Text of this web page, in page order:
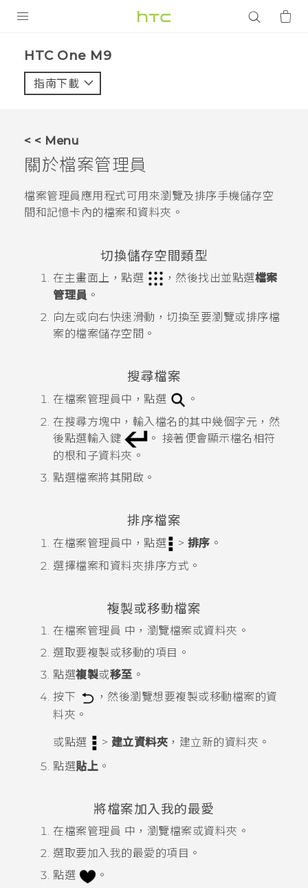
VIVE
應用程式
HTC One M9‎
指南下載
< < Menu
關於檔案管理員
檔案管理員應用程式可用來瀏覽及排序手機儲存空
間和記憶卡內的檔案和資料夾。
切換儲存空間類型
在主畫面上，點選 ，然後找出並點選檔案
管理員 。
向左或向右快速滑動，切換至要瀏覽或排序檔
案的檔案儲存空間。
搜尋檔案
在檔案管理員中，點選
。
在搜尋方塊中，輸入檔名的其中幾個字元，然
後點選輸入鍵
。 接著便會顯示檔名相符
的根和子資料夾。
點選檔案將其開啟。
排序檔案
在檔案管理員中，點選 > 排序 。
選擇檔案和資料夾排序方式。
複製或移動檔案
在檔案管理員 中，瀏覽檔案或資料夾。
選取要複製或移動的項目。
點選複製或移至 。
按下
，然後瀏覽想要複製或移動檔案的資
料夾。
或點選 > 建立資料夾 ，建立新的資料夾。
點選貼上 。
將檔案加入我的最愛
在檔案管理員 中，瀏覽檔案或資料夾。
選取要加入我的最愛的項目。
點選
。